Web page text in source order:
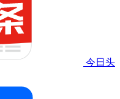
今日头